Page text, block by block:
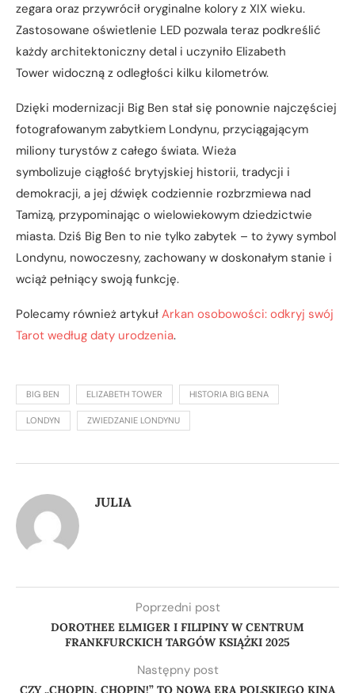
zegara oraz przywrócił oryginalne kolory z XIX wieku.
Zastosowane oświetlenie LED pozwala teraz podkreślić
każdy architektoniczny detal i uczyniło Elizabeth
Tower widoczną z odległości kilku kilometrów.
Dzięki modernizacji Big Ben stał się ponownie najczęściej
fotografowanym zabytkiem Londynu, przyciągającym
miliony turystów z całego świata. Wieża
symbolizuje ciągłość brytyjskiej historii, tradycji i
demokracji, a jej dźwięk codziennie rozbrzmiewa nad
Tamizą, przypominając o wielowiekowym dziedzictwie
miasta. Dziś Big Ben to nie tylko zabytek – to żywy symbol
Londynu, nowoczesny, zachowany w doskonałym stanie i
wciąż pełniący swoją funkcję.
Polecamy również artykuł Arkan osobowości: odkryj swój
Tarot według daty urodzenia.
BIG BEN ELIZABETH TOWER HISTORIA BIG BENA
LONDYN ZWIEDZANIE LONDYNU
JULIA
Poprzedni post
DOROTHEE ELMIGER I FILIPINY W CENTRUM
FRANKFURCKICH TARGÓW KSIĄŻKI 2025
Następny post
CZY „CHOPIN, CHOPIN!” TO NOWA ERA POLSKIEGO KINA